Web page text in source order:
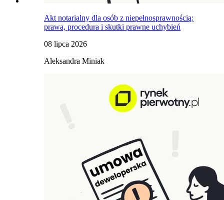
Akt notarialny dla osób z niepełnosprawnością:
prawa, procedura i skutki prawne uchybień
08 lipca 2026
Aleksandra Miniak